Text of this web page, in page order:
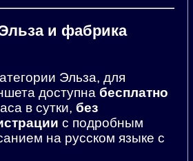
и фабрика
Эльза, для
доступна бесплатно
в сутки, без
с подробным
на русском языке с